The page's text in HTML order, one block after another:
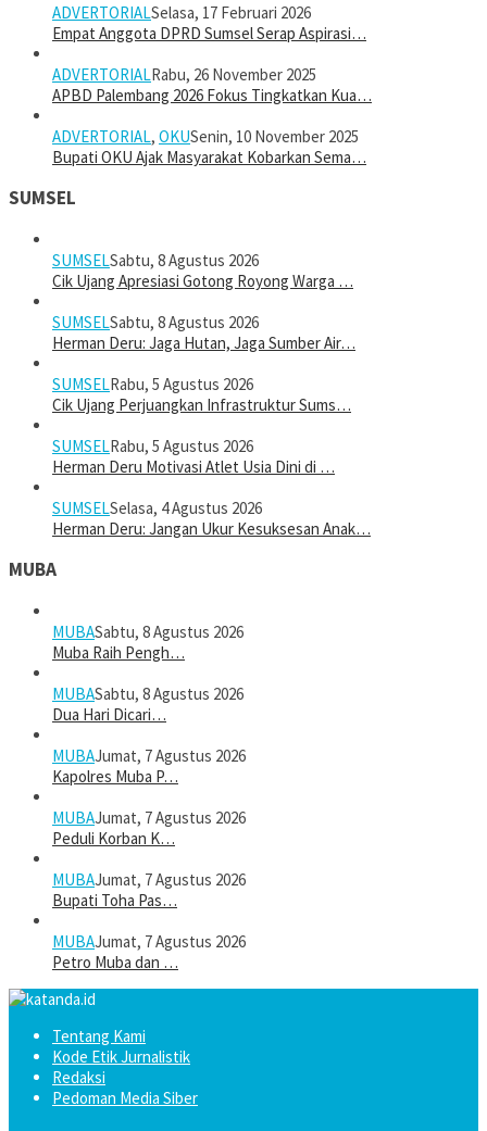
ADVERTORIALSelasa, 17 Februari 2026
Empat Anggota DPRD Sumsel Serap Aspirasi…
ADVERTORIALRabu, 26 November 2025
APBD Palembang 2026 Fokus Tingkatkan Kua…
ADVERTORIAL, OKUSenin, 10 November 2025
Bupati OKU Ajak Masyarakat Kobarkan Sema…
SUMSEL
SUMSELSabtu, 8 Agustus 2026
Cik Ujang Apresiasi Gotong Royong Warga …
SUMSELSabtu, 8 Agustus 2026
Herman Deru: Jaga Hutan, Jaga Sumber Air…
SUMSELRabu, 5 Agustus 2026
Cik Ujang Perjuangkan Infrastruktur Sums…
SUMSELRabu, 5 Agustus 2026
Herman Deru Motivasi Atlet Usia Dini di …
SUMSELSelasa, 4 Agustus 2026
Herman Deru: Jangan Ukur Kesuksesan Anak…
MUBA
MUBASabtu, 8 Agustus 2026
Muba Raih Pengh…
MUBASabtu, 8 Agustus 2026
Dua Hari Dicari…
MUBAJumat, 7 Agustus 2026
Kapolres Muba P…
MUBAJumat, 7 Agustus 2026
Peduli Korban K…
MUBAJumat, 7 Agustus 2026
Bupati Toha Pas…
MUBAJumat, 7 Agustus 2026
Petro Muba dan …
Tentang Kami
Kode Etik Jurnalistik
Redaksi
Pedoman Media Siber